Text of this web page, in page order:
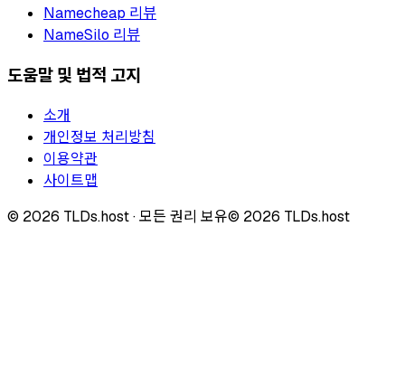
Namecheap 리뷰
NameSilo 리뷰
도움말 및 법적 고지
소개
개인정보 처리방침
이용약관
사이트맵
© 2026 TLDs.host ·모든 권리 보유© 2026 TLDs.host